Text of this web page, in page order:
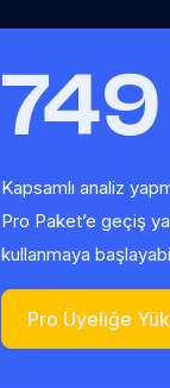
749
Kapsamlı analiz
Pro Paket’e geçiş
kullanmaya
Pro Üyeliğe